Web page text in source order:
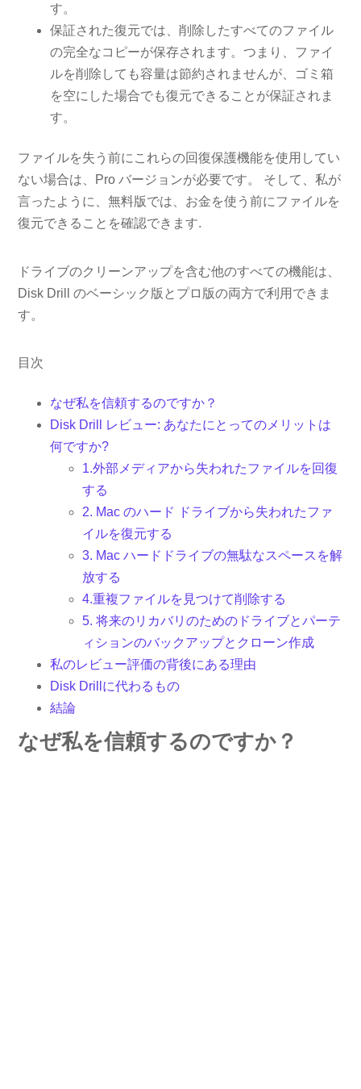
す。
保証された復元では、削除したすべてのファイル
の完全なコピーが保存されます。つまり、ファイ
ルを削除しても容量は節約されませんが、ゴミ箱
を空にした場合でも復元できることが保証されま
す。
ファイルを失う前にこれらの回復保護機能を使用してい
ない場合は、Pro バージョンが必要です。 そして、私が
言ったように、無料版では、お金を使う前にファイルを
復元できることを確認できます.
ドライブのクリーンアップを含む他のすべての機能は、
Disk Drill のベーシック版とプロ版の両方で利用できま
す。
目次
なぜ私を信頼するのですか？
Disk Drill レビュー: あなたにとってのメリットは
何ですか?
1.外部メディアから失われたファイルを回復
する
2. Mac のハード ドライブから失われたファ
イルを復元する
3. Mac ハードドライブの無駄なスペースを解
放する
4.重複ファイルを見つけて削除する
5. 将来のリカバリのためのドライブとパーテ
ィションのバックアップとクローン作成
私のレビュー評価の背後にある理由
Disk Drillに代わるもの
結論
なぜ私を信頼するのですか？